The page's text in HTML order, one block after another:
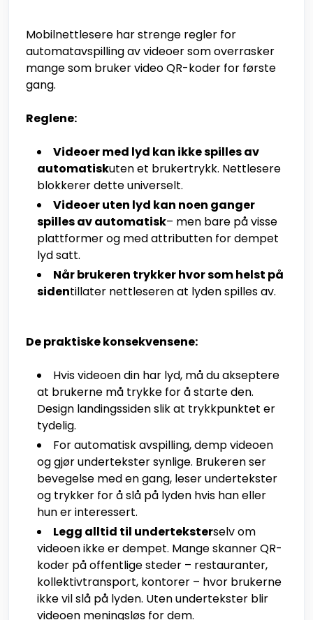
Mobilnettlesere har strenge regler for
automatavspilling av videoer som overrasker
mange som bruker video QR-koder for første
gang.
Reglene:
Videoer med lyd kan ikke spilles av
automatiskuten et brukertrykk. Nettlesere
blokkerer dette universelt.
Videoer uten lyd kan noen ganger
spilles av automatisk– men bare på visse
plattformer og med attributten for dempet
lyd satt.
Når brukeren trykker hvor som helst på
sidentillater nettleseren at lyden spilles av.
De praktiske konsekvensene:
Hvis videoen din har lyd, må du akseptere
at brukerne må trykke for å starte den.
Design landingssiden slik at trykkpunktet er
tydelig.
For automatisk avspilling, demp videoen
og gjør undertekster synlige. Brukeren ser
bevegelse med en gang, leser undertekster
og trykker for å slå på lyden hvis han eller
hun er interessert.
Legg alltid til underteksterselv om
videoen ikke er dempet. Mange skanner QR-
koder på offentlige steder – restauranter,
kollektivtransport, kontorer – hvor brukerne
ikke vil slå på lyden. Uten undertekster blir
videoen meningsløs for dem.